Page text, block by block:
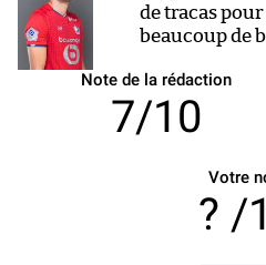
de tracas
beaucoup de
Note de la rédaction
7/10
Votre
/